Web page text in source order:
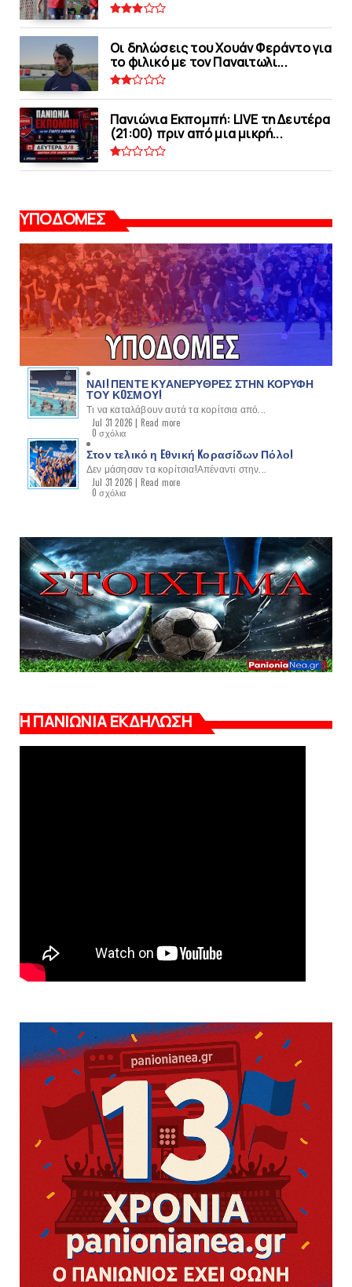
Οι δηλώσεις του Χουάν Φεράντο για
το φιλικό με τoν Παναιτωλι...
Πανιώνια Εκπομπή: LIVE τη Δευτέρα
(21:00) πριν από μια μικρή...
ΥΠΟΔΟΜΕΣ
ΝΑΙ! ΠΕΝΤΕ ΚΥΑΝΕΡΥΘΡΕΣ ΣΤΗΝ ΚΟΡΥΦΗ
ΤΟΥ ΚOΣΜΟΥ!
Τι να καταλάβουν αυτά τα κορίτσια από...
Jul 31 2026 | Read more
0 σχόλια
Στον τελικό η Eθνική Kορασίδων Πόλο!
Δεν μάσησαν τα κορίτσια!Απέναντι στην...
Jul 31 2026 | Read more
0 σχόλια
Η ΠΑΝΙΩΝΙΑ ΕΚΔΗΛΩΣΗ